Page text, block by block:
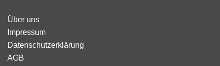
Über uns
Impressum
Datenschutzerklärung
AGB